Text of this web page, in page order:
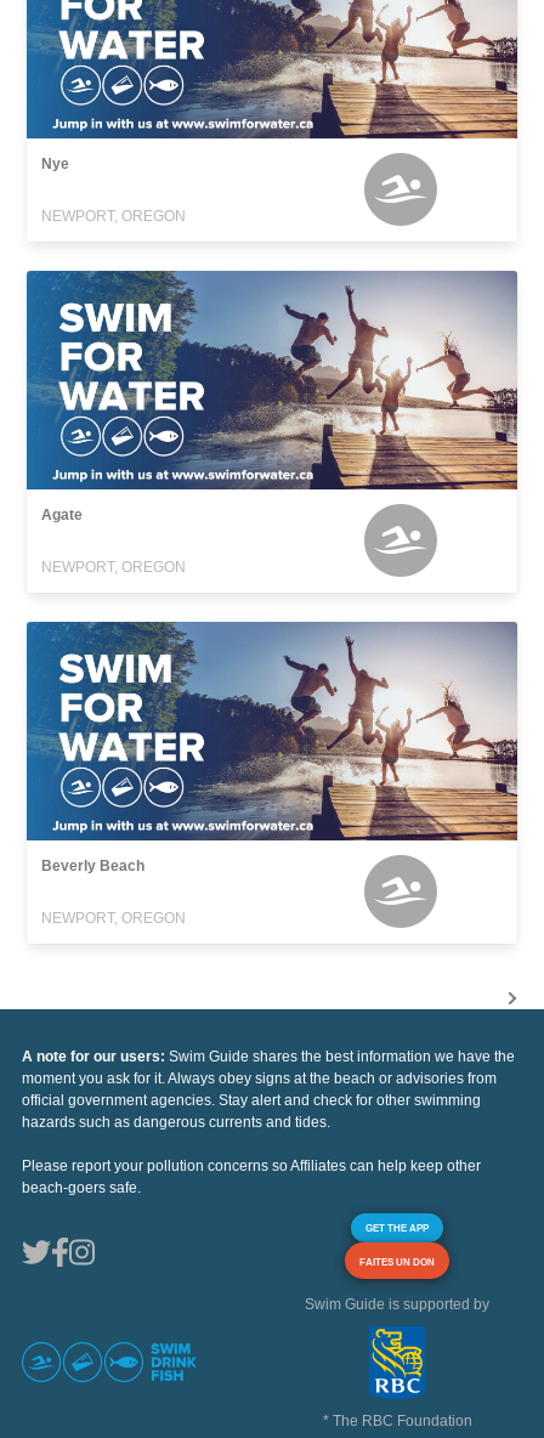
Nye
NEWPORT, OREGON
Agate
NEWPORT, OREGON
Beverly Beach
NEWPORT, OREGON
A note for our users: Swim Guide shares the best information we have the
moment you ask for it. Always obey signs at the beach or advisories from
official government agencies. Stay alert and check for other swimming
hazards such as dangerous currents and tides.
Please report your pollution concerns so Affiliates can help keep other
beach-goers safe.
GET THE APP
FAITES UN DON
Swim Guide is supported by
* The RBC Foundation